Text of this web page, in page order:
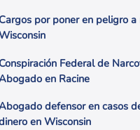
Cargos por poner en peligro a
Conspiración Federal de
en Racine
defensor en casos
en Wisconsin